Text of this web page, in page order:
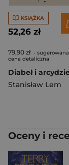
KSIĄŻKA
52,26 zł
79,90 zł - sugerowana
cena detaliczna
Stanisław Lem
Oceny i